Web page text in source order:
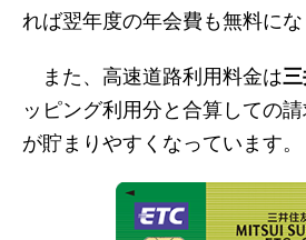
れば翌年度の年会費も無料にな
また、高速道路利用料金は
ッピング利用分と合算しての
が貯まりやすくなっています。